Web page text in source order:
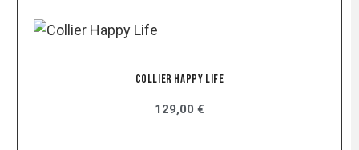
Collier Happy Life
129,00 €